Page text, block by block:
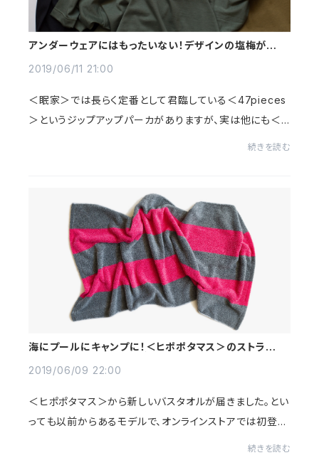
アンダーウェアにはもったいない！デザインの塩梅が絶妙
2019/06/11 21:00
＜眠家＞では長らく定番として君臨している＜47pieces
＞というジップアップパーカがありますが、実は他にも＜
続きを読む
海にプールにキャンプに！＜ヒポポタマス＞のストライプ
2019/06/09 22:00
＜ヒポポタマス＞から新しいバスタオルが届きました。とい
っても以前からあるモデルで、オンラインストアでは初登場
続きを読む